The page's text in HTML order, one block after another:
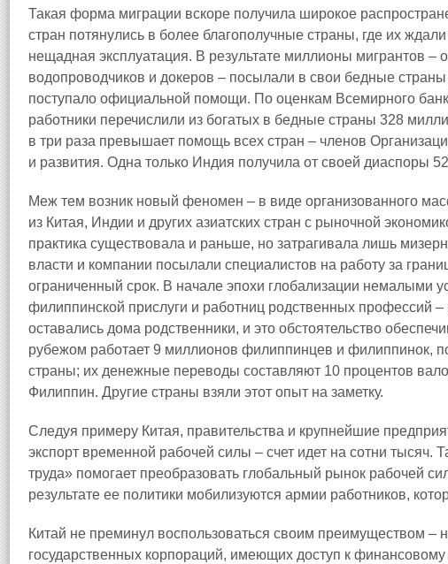
Такая форма миграции вскоре получила широкое
стран потянулись в более благополучные страны, где их
нещадная эксплуатация. В результате миллионы мигрантов –
водопроводчиков и докеров – посылали в свои бедные
поступало официальной помощи. По оценкам Всемирного
работники перечислили из богатых в бедные страны 328
в три раза превышает помощь всех стран – членов
и развития. Одна только Индия получила от своей диаспоры
Меж тем возник новый феномен – в виде организованного
из Китая, Индии и других азиатских стран с рыночной
практика существовала и раньше, но затрагивала лишь
власти и компании посылали специалистов на работу за
ограниченный срок. В начале эпохи глобализации немалыми
филиппинской прислуги и работниц родственных профессий –
оставались дома родственники, и это обстоятельство
рубежом работает 9 миллионов филиппинцев и филиппинок,
страны; их денежные переводы составляют 10 процентов
Филиппин. Другие страны взяли этот опыт на заметку.
Следуя примеру Китая, правительства и крупнейшие
экспорт временной рабочей силы – счет идет на сотни тысяч.
труда» помогает преобразовать глобальный рынок рабочей
результате ее политики мобилизуются армии работников,
Китай не преминул воспользоваться своим преимуществом –
государственных корпораций, имеющих доступ к финансовому